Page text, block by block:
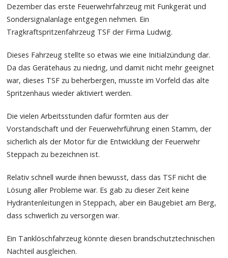
Dezember das erste Feuerwehrfahrzeug mit Funkgerät und
Sondersignalanlage entgegen nehmen. Ein
Tragkraftspritzenfahrzeug TSF der Firma Ludwig.
Dieses Fahrzeug stellte so etwas wie eine Initialzündung dar.
Da das Gerätehaus zu niedrig, und damit nicht mehr geeignet
war, dieses TSF zu beherbergen, musste im Vorfeld das alte
Spritzenhaus wieder aktiviert werden.
Die vielen Arbeitsstunden dafür formten aus der
Vorstandschaft und der Feuerwehrführung einen Stamm, der
sicherlich als der Motor für die Entwicklung der Feuerwehr
Steppach zu bezeichnen ist.
Relativ schnell wurde ihnen bewusst, dass das TSF nicht die
Lösung aller Probleme war. Es gab zu dieser Zeit keine
Hydrantenleitungen in Steppach, aber ein Baugebiet am Berg,
dass schwerlich zu versorgen war.
Ein Tanklöschfahrzeug könnte diesen brandschutztechnischen
Nachteil ausgleichen.